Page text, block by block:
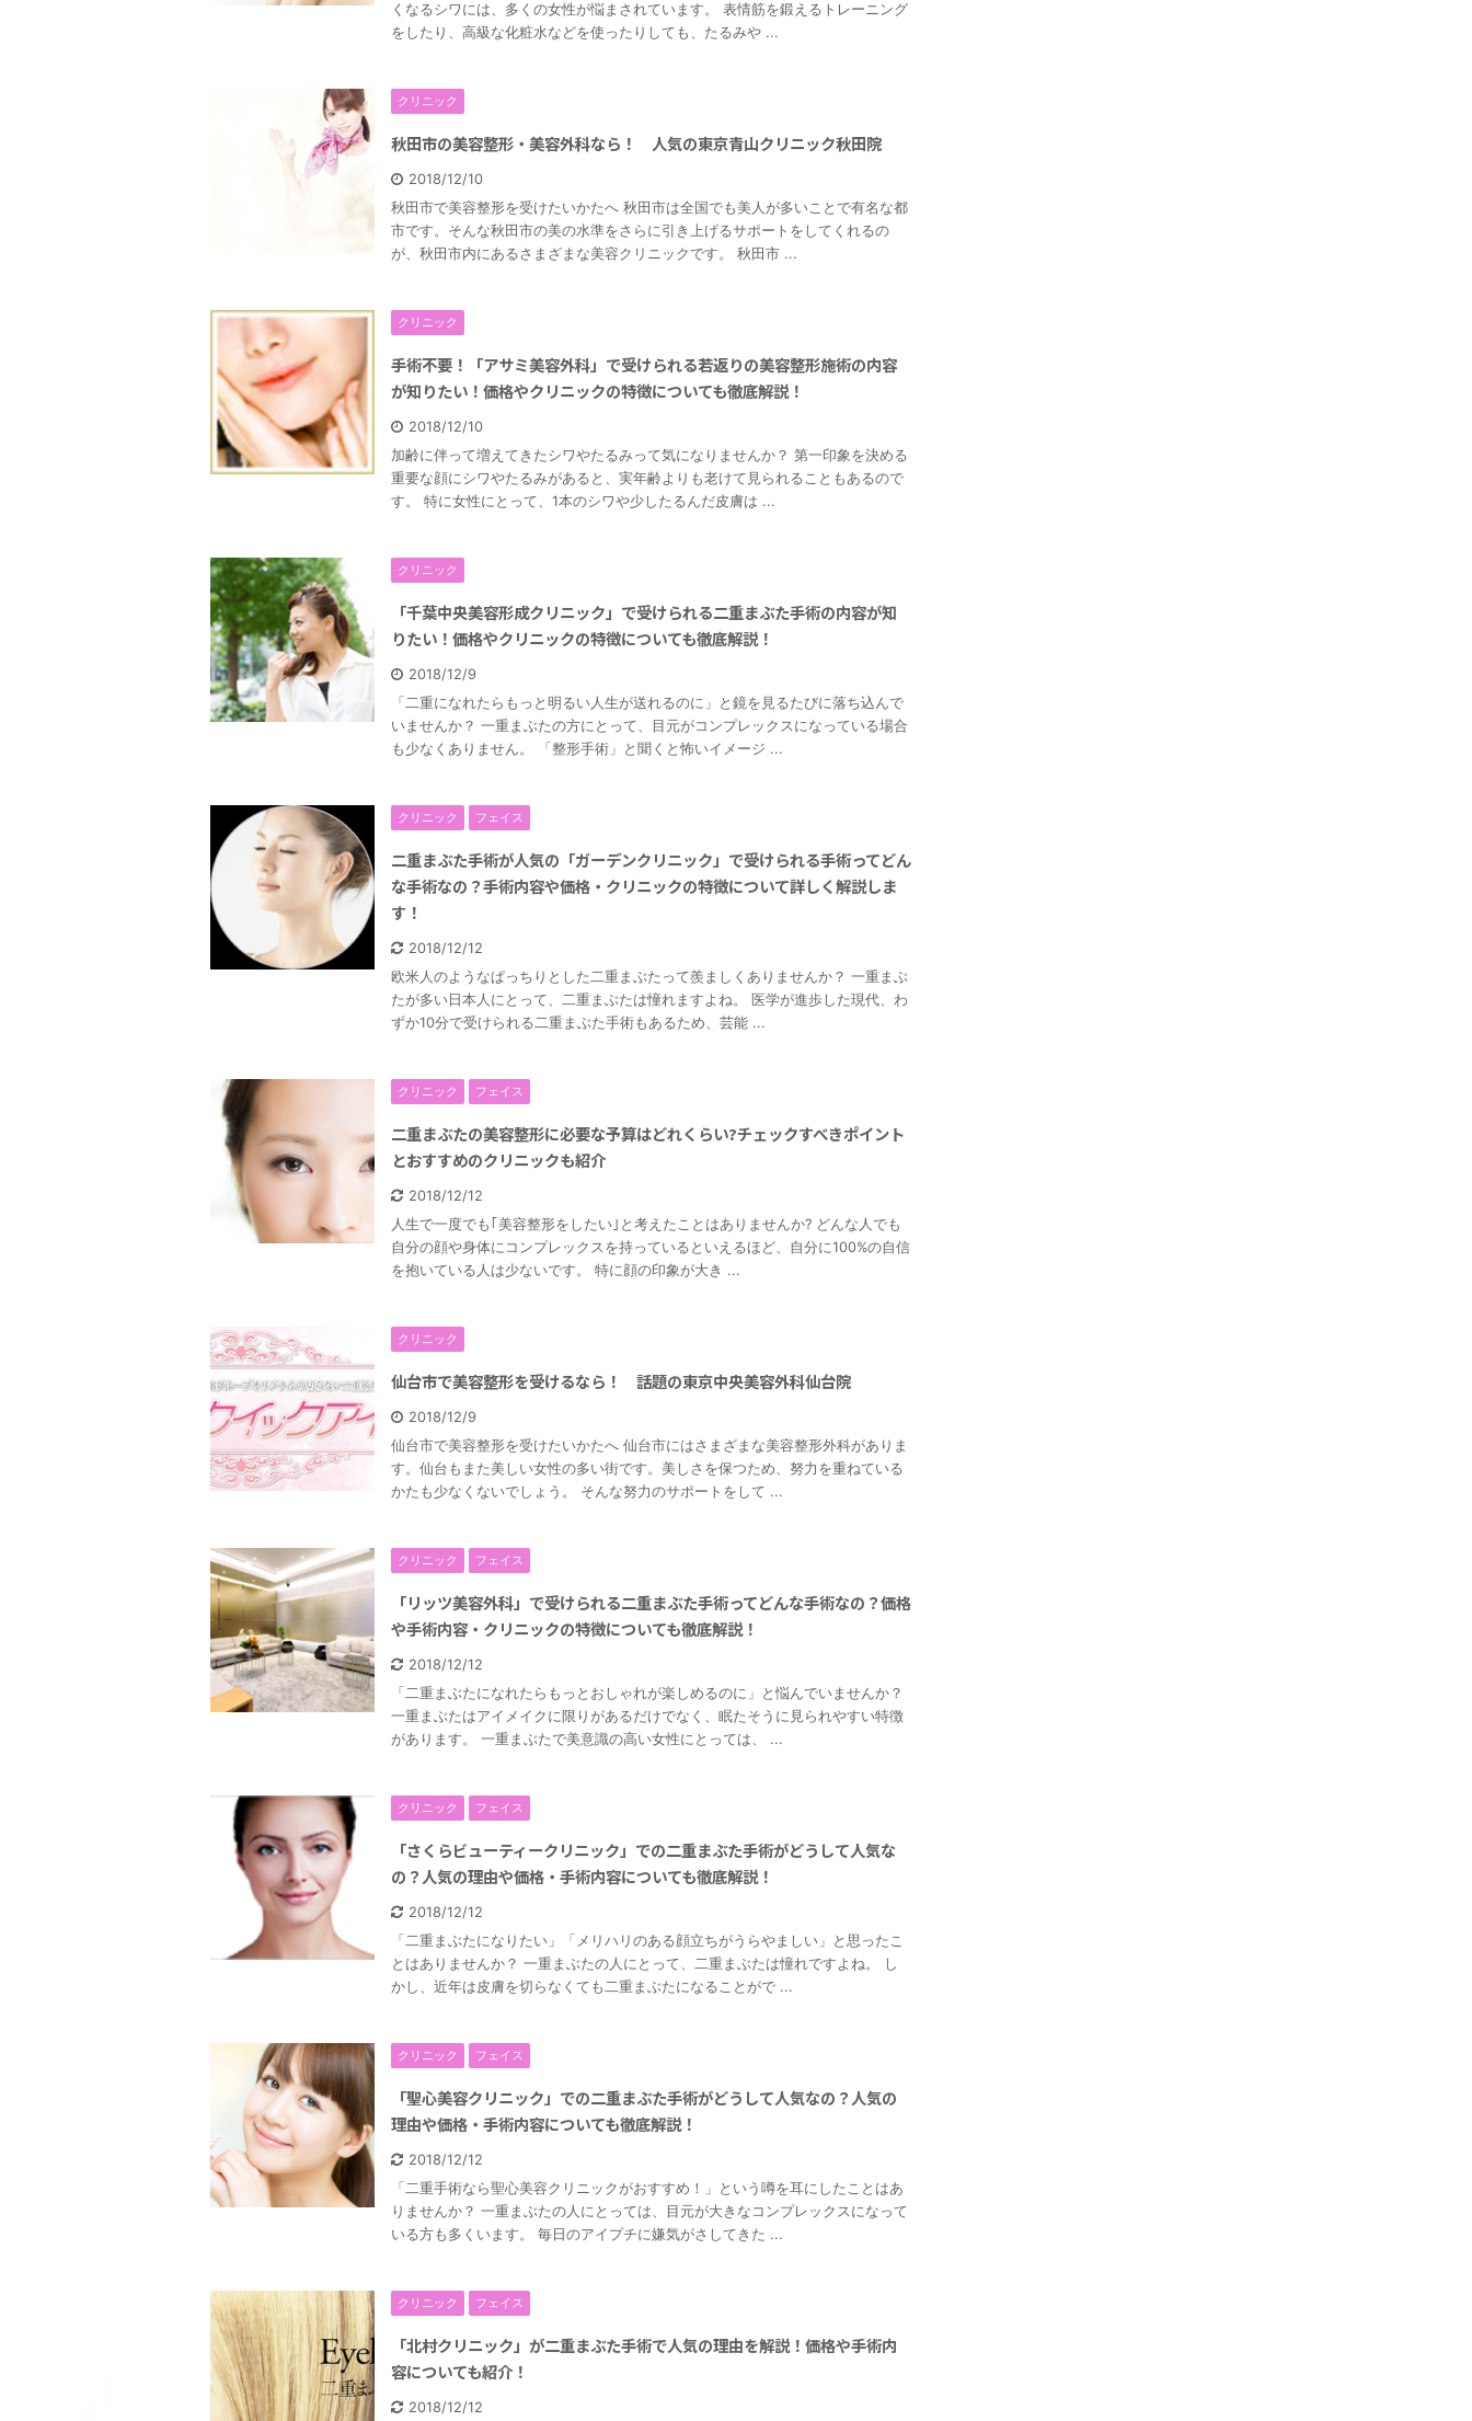
くなるシワには、多くの女性が悩まされています。 表情筋を鍛えるトレーニング
をしたり、高級な化粧水などを使ったりしても、たるみや ...
クリニック
秋田市の美容整形・美容外科なら！ 人気の東京青山クリニック秋田院
2018/12/10
秋田市で美容整形を受けたいかたへ 秋田市は全国でも美人が多いことで有名な都
市です。そんな秋田市の美の水準をさらに引き上げるサポートをしてくれるの
が、秋田市内にあるさまざまな美容クリニックです。 秋田市 ...
クリニック
手術不要！「アサミ美容外科」で受けられる若返りの美容整形施術の内容
が知りたい！価格やクリニックの特徴についても徹底解説！
2018/12/10
加齢に伴って増えてきたシワやたるみって気になりませんか？ 第一印象を決める
重要な顔にシワやたるみがあると、実年齢よりも老けて見られることもあるので
す。 特に女性にとって、1本のシワや少したるんだ皮膚は ...
クリニック
「千葉中央美容形成クリニック」で受けられる二重まぶた手術の内容が知
りたい！価格やクリニックの特徴についても徹底解説！
2018/12/9
「二重になれたらもっと明るい人生が送れるのに」と鏡を見るたびに落ち込んで
いませんか？ 一重まぶたの方にとって、目元がコンプレックスになっている場合
も少なくありません。 「整形手術」と聞くと怖いイメージ ...
クリニック フェイス
二重まぶた手術が人気の「ガーデンクリニック」で受けられる手術ってどん
な手術なの？手術内容や価格・クリニックの特徴について詳しく解説しま
す！
2018/12/12
欧米人のようなぱっちりとした二重まぶたって羨ましくありませんか？ 一重まぶ
たが多い日本人にとって、二重まぶたは憧れますよね。 医学が進歩した現代、わ
ずか10分で受けられる二重まぶた手術もあるため、芸能 ...
クリニック フェイス
二重まぶたの美容整形に必要な予算はどれくらい?チェックすべきポイント
とおすすめのクリニックも紹介
2018/12/12
人生で一度でも｢美容整形をしたい｣と考えたことはありませんか? どんな人でも
自分の顔や身体にコンプレックスを持っているといえるほど、自分に100%の自信
を抱いている人は少ないです。 特に顔の印象が大き ...
クリニック
仙台市で美容整形を受けるなら！ 話題の東京中央美容外科仙台院
2018/12/9
仙台市で美容整形を受けたいかたへ 仙台市にはさまざまな美容整形外科がありま
す。仙台もまた美しい女性の多い街です。美しさを保つため、努力を重ねている
かたも少なくないでしょう。 そんな努力のサポートをして ...
クリニック フェイス
「リッツ美容外科」で受けられる二重まぶた手術ってどんな手術なの？価格
や手術内容・クリニックの特徴についても徹底解説！
2018/12/12
「二重まぶたになれたらもっとおしゃれが楽しめるのに」と悩んでいませんか？
一重まぶたはアイメイクに限りがあるだけでなく、眠たそうに見られやすい特徴
があります。 一重まぶたで美意識の高い女性にとっては、 ...
クリニック フェイス
「さくらビューティークリニック」での二重まぶた手術がどうして人気な
の？人気の理由や価格・手術内容についても徹底解説！
2018/12/12
「二重まぶたになりたい」「メリハリのある顔立ちがうらやましい」と思ったこ
とはありませんか？ 一重まぶたの人にとって、二重まぶたは憧れですよね。 し
かし、近年は皮膚を切らなくても二重まぶたになることがで ...
クリニック フェイス
「聖心美容クリニック」での二重まぶた手術がどうして人気なの？人気の
理由や価格・手術内容についても徹底解説！
2018/12/12
「二重手術なら聖心美容クリニックがおすすめ！」という噂を耳にしたことはあ
りませんか？ 一重まぶたの人にとっては、目元が大きなコンプレックスになって
いる方も多くいます。 毎日のアイプチに嫌気がさしてきた ...
クリニック フェイス
「北村クリニック」が二重まぶた手術で人気の理由を解説！価格や手術内
容についても紹介！
2018/12/12